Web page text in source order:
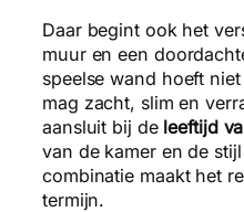
Daar begint ook het
muur en een
speelse wand hoeft
mag zacht, slim en
aansluit bij de leeftijd
van de kamer en de
combinatie maakt het
termijn.